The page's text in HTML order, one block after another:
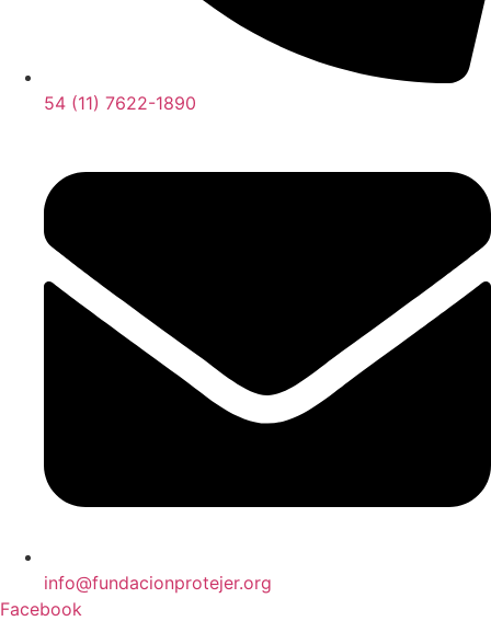
54 (11) 7622-1890
info@fundacionprotejer.org
Facebook